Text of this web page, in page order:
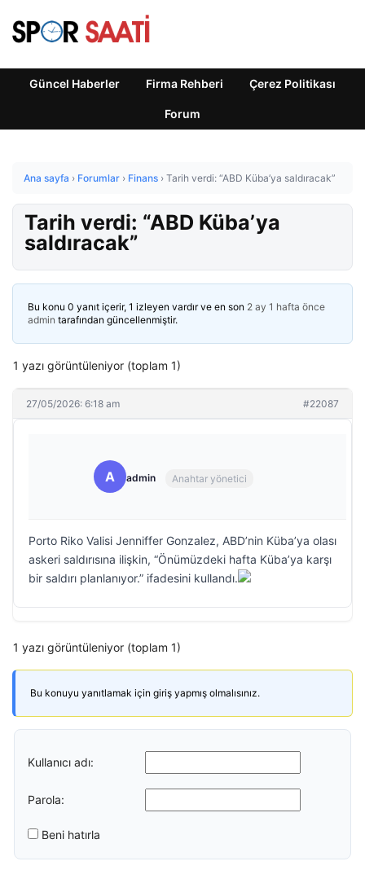
Güncel Haberler Firma Rehberi Çerez Politikası
Forum
Ana sayfa › Forumlar › Finans › Tarih verdi: “ABD Küba’ya saldıracak”
Tarih verdi: “ABD Küba’ya
saldıracak”
Bu konu 0 yanıt içerir, 1 izleyen vardır ve en son 2 ay 1 hafta önce
admin tarafından güncellenmiştir.
1 yazı görüntüleniyor (toplam 1)
27/05/2026: 6:18 am #22087
A admin Anahtar yönetici
Porto Riko Valisi Jenniffer Gonzalez, ABD’nin Küba’ya olası
askeri saldırısına ilişkin, “Önümüzdeki hafta Küba’ya karşı
bir saldırı planlanıyor.” ifadesini kullandı.
1 yazı görüntüleniyor (toplam 1)
Bu konuyu yanıtlamak için giriş yapmış olmalısınız.
Kullanıcı adı:
Parola:
Beni hatırla